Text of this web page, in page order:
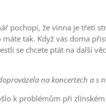
pochopí, že vinna je třetí
tak. Když vás doma
se chcete ptát na další
na koncertech a s
k problémům při